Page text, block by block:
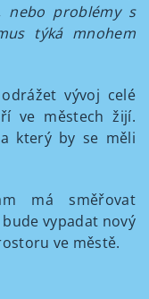
nebo problémy s
týká mnohem
vývoj celé
ve městech žijí.
který by se měli
má směřovat
vypadat nový
ve městě.